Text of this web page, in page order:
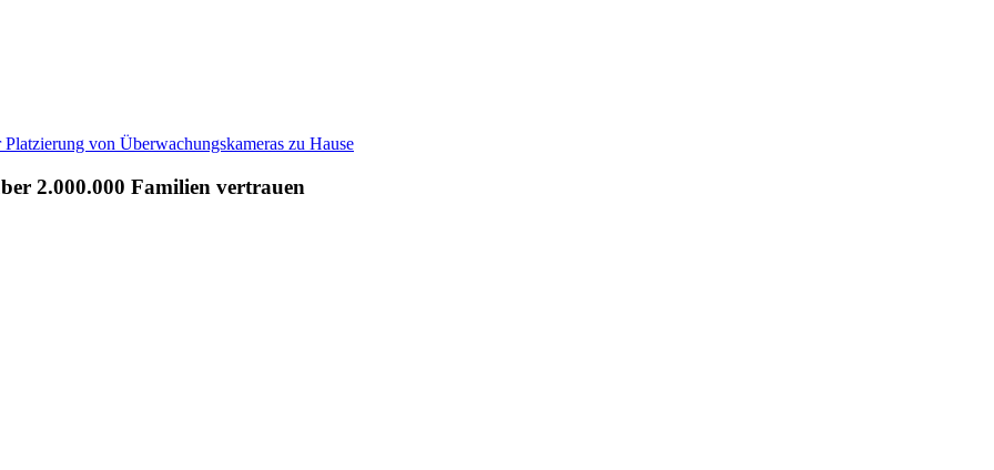
von Überwachungskameras zu Hause
2.000.000 Familien vertrauen